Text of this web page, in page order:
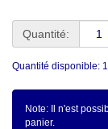
Quantité:
Quantité disponible:
Note: Il n'est
panier.